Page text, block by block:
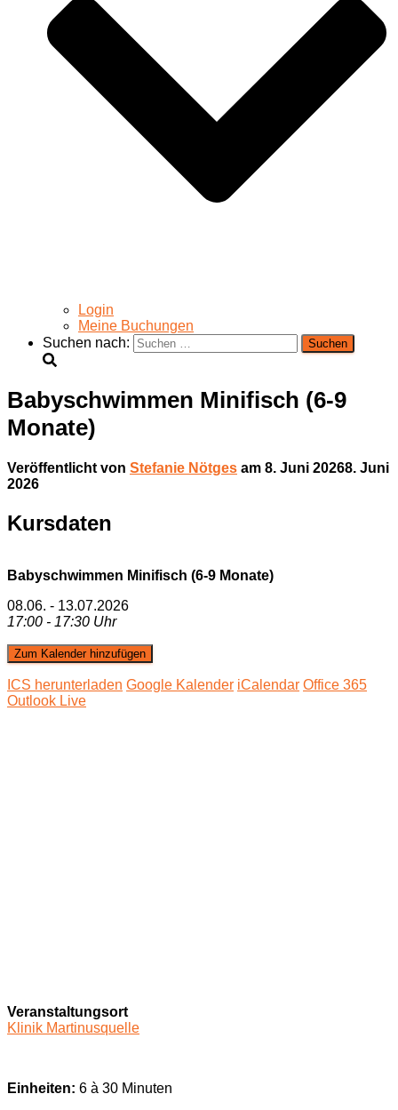
Login
Meine Buchungen
Suchen nach:
Babyschwimmen Minifisch (6-9
Monate)
Veröffentlicht von Stefanie Nötges am 8. Juni 20268. Juni
2026
Kursdaten
Babyschwimmen Minifisch (6-9 Monate)
08.06. - 13.07.2026
17:00 - 17:30 Uhr
Zum Kalender hinzufügen
ICS herunterladen Google Kalender iCalendar Office 365
Outlook Live
Veranstaltungsort
Klinik Martinusquelle
Einheiten: 6 à 30 Minuten